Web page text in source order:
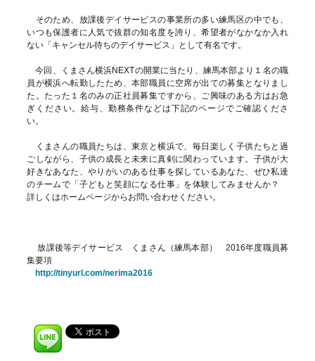
そのため、放課後デイサービスの事業所の多い練馬区の中でも、
いつも保護者に人気で抜群の知名度を誇り、希望者がなかなか入れ
ない「キャンセル待ちのデイサービス」として有名です。
今回、くまさん横浜NEXTの開業に当たり、練馬本部より１名の職
員が横浜へ転勤したため、本部職員に空席が出ての募集となりまし
た。たった１名のみの正社員募集ですから、ご興味のある方はお急
ぎください。給与、勤務条件などは下記のページでご確認くださ
い。
くまさんの職員たちは、東京と横浜で、毎日楽しく子供たちと過
ごしながら、子供の成長と未来に真剣に関わっています。子供が大
好きなあなた、やりがいのある仕事を探しているあなた、ぜひ私達
のチームで「子どもと笑顔になる仕事」を体験してみませんか？
詳しくはホームページからお問い合わせください。
放課後等デイサービス くまさん（練馬本部） 2016年度職員募
集要項
http://tinyurl.com/nerima2016